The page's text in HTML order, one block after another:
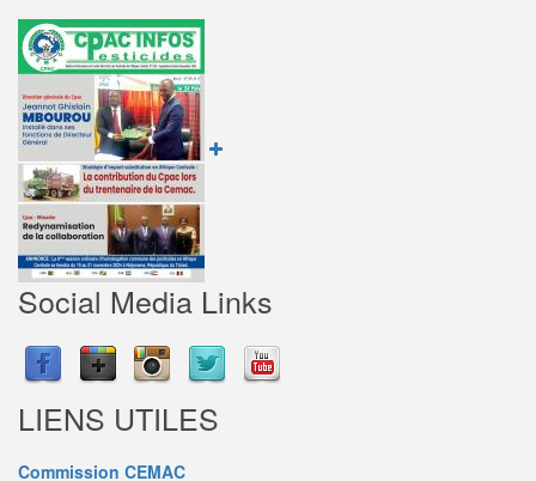
Social Media Links
LIENS UTILES
Commission CEMAC